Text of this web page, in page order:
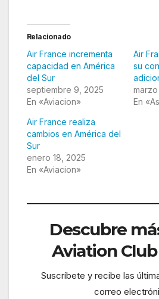
Relacionado
Air France incrementa
capacidad en América
del Sur
septiembre 9, 2025
En «Aviacion»
Air
su
En
Air France realiza
cambios en América del
Sur
enero 18, 2025
En «Aviacion»
Descubre
Aviation
Suscríbete y recibe las
correo